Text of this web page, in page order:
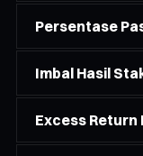
Persentase
Imbal Hasil
Excess Return